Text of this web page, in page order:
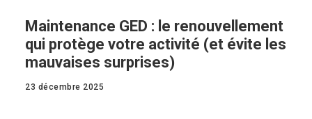
Maintenance GED : le renouvellement
qui protège votre activité (et évite les
mauvaises surprises)
23 décembre 2025